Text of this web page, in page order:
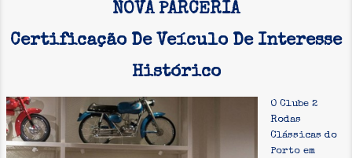
SEGUROS
CONTATO
NOVA PARCERIA
Certificação De Veículo De Interesse
Histórico
O Clube 2
Rodas
Clássicas do
Porto em